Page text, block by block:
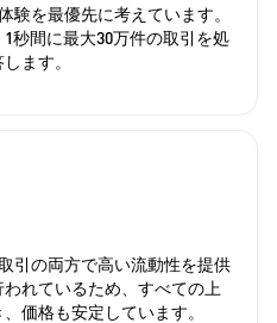
験を最優先に考えています。
秒間に最大30万件の取引を処
ます。
引の両方で高い流動性を提供
れているため、すべての上
価格も安定しています。